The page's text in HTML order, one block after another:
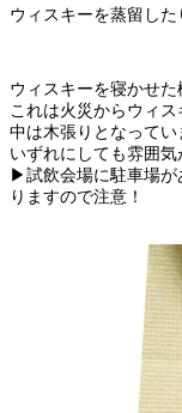
ウィスキーを蒸留した
ウィスキーを寝かせ
これは火災からウィ
中は木張りとなってい
いずれにしても雰囲気
▶試飲会場に駐車場が
りますので注意！